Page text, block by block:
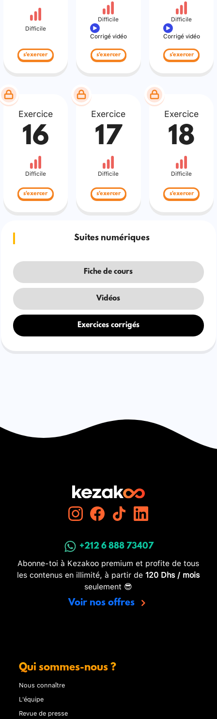
Difficile
s'exercer
Difficile
Corrigé vidéo
s'exercer
Difficile
Corrigé vidéo
s'exercer
Exercice
16
Difficile
s'exercer
Exercice
17
Difficile
s'exercer
Exercice
18
Difficile
s'exercer
Suites numériques
Fiche de cours
Vidéos
Exercices corrigés
+212 6 888 73407
Abonne-toi à Kezakoo premium et profite de tous
les contenus en illimité, à partir de 120 Dhs / mois
seulement 😎
Voir nos offres
Qui sommes-nous ?
Nous connaître
L'équipe
Revue de presse